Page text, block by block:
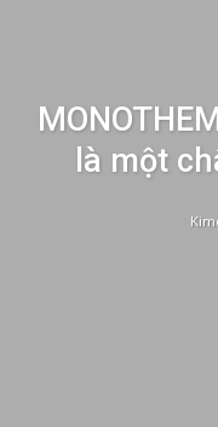
là một